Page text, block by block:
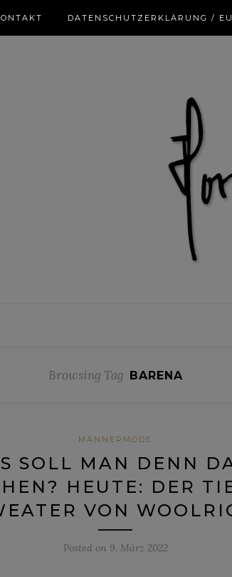
DATENSCHUTZERKLÄRUNG /
Browsing Tag BARENA
MÄNNERMODE
SOLL MAN DENN
HEUTE: DER
VON
Posted on 9. März 2022